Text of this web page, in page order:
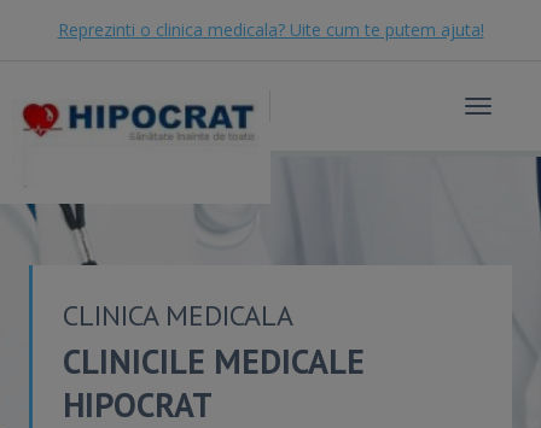
Reprezinti o clinica medicala? Uite cum te putem ajuta!
Toggle
CLINICA MEDICALA
CLINICILE MEDICALE
HIPOCRAT